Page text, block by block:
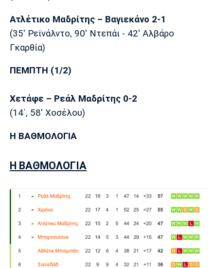
Ατλέτικο Μαδρίτης – Βαγιεκάνο 2-1
(35' Ρεϊνάλντο, 90' Ντεπάι - 42' Αλβάρο
Γκαρθία)
ΠΕΜΠΤΗ (1/2)
Χετάφε – Ρεάλ Μαδρίτης 0-2
(14΄, 58' Χοσέλου)
Η ΒΑΘΜΟΛΟΓΙΑ
Η ΒΑΘΜΟΛΟΓΙΑ